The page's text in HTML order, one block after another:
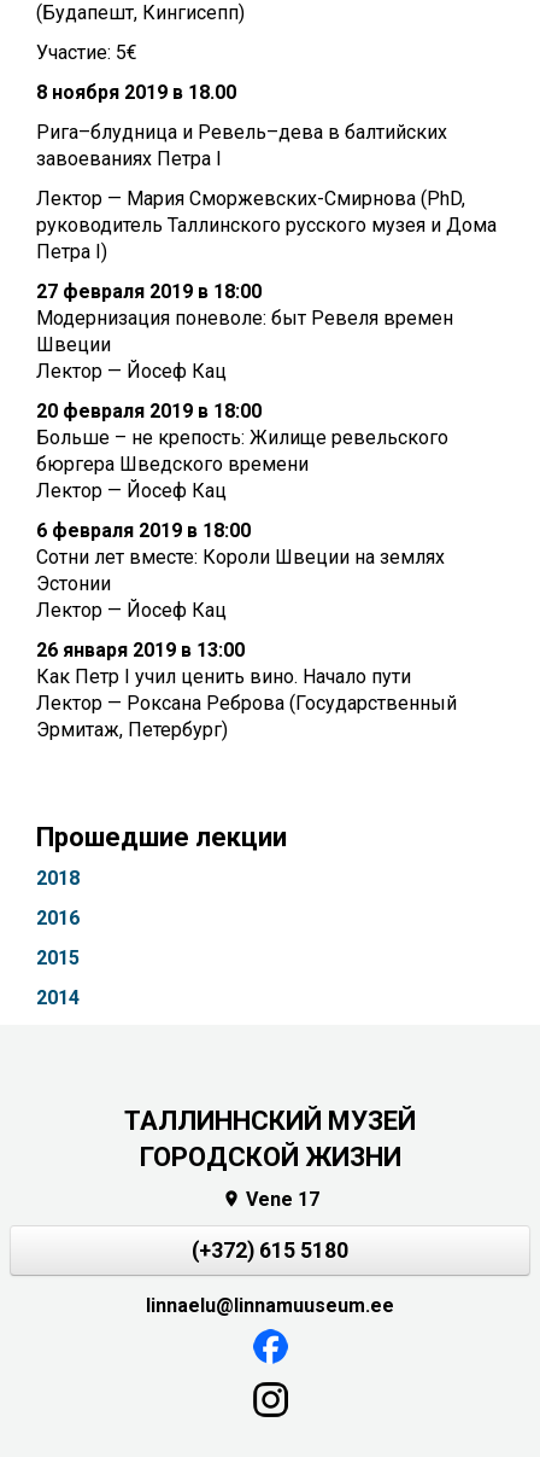
(Будапешт, Кингисепп)
Участие: 5€
8 ноября 2019 в 18.00
Рига–блудница и Ревель–дева в балтийских
завоеваниях Петра I
Лектор — Мария Сморжевских-Смирнова (PhD,
руководитель Таллинского русского музея и Дома
Петра I)
27 февраля 2019 в 18:00
Модернизация поневоле: быт Ревеля времен
Швеции
Лектор — Йосеф Кац
20 февраля 2019 в 18:00
Больше – не крепость: Жилище ревельского
бюргера Шведского времени
Лектор — Йосеф Кац
6 февраля 2019 в 18:00
Сотни лет вместе: Короли Швеции на землях
Эстонии
Лектор — Йосеф Кац
26 января 2019 в 13:00
Как Петр I учил ценить вино. Начало пути
Лектор — Роксана Реброва (Государственный
Эрмитаж, Петербург)
Прошедшие лекции
2018
2016
2015
2014
ТАЛЛИННСКИЙ МУЗЕЙ
ГОРОДСКОЙ ЖИЗНИ
 Vene 17
(+372) 615 5180
linnaelu@linnamuuseum.ee